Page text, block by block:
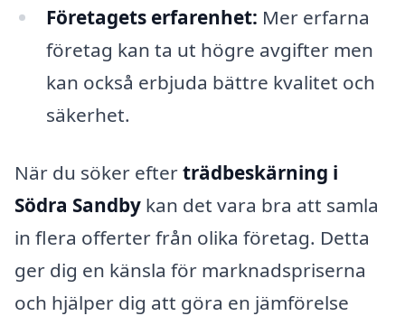
Företagets erfarenhet: Mer erfarna
företag kan ta ut högre avgifter men
kan också erbjuda bättre kvalitet och
säkerhet.
När du söker efterträdbeskärning i
Södra Sandby kan det vara bra att samla
in flera offerter från olika företag. Detta
ger dig en känsla för marknadspriserna
och hjälper dig att göra en jämförelse